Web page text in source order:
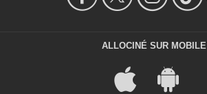
ALLOCINÉ SUR MOBILE